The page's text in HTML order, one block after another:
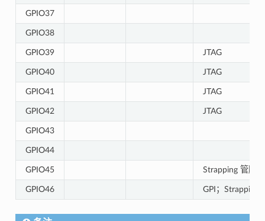
GPIO37
GPIO38
GPIO39 JTAG
GPIO40 JTAG
GPIO41 JTAG
GPIO42 JTAG
GPIO43
GPIO44
GPIO45 Strapping 管脚
GPIO46 GPI；Strapping